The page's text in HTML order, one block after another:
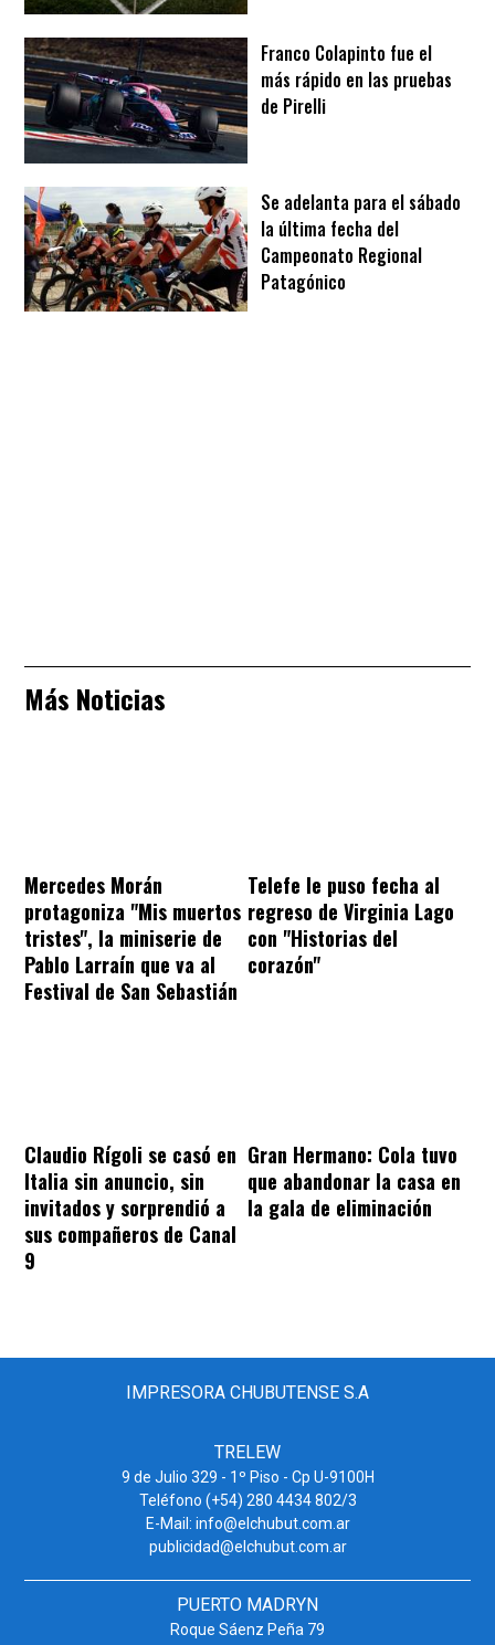
Franco Colapinto fue el
más rápido en las pruebas
de Pirelli
Se adelanta para el sábado
la última fecha del
Campeonato Regional
Patagónico
Más Noticias
Mercedes Morán
protagoniza "Mis muertos
tristes", la miniserie de
Pablo Larraín que va al
Festival de San Sebastián
Telefe le puso fecha al
regreso de Virginia Lago
con "Historias del
corazón"
Claudio Rígoli se casó en
Italia sin anuncio, sin
invitados y sorprendió a
sus compañeros de Canal
9
Gran Hermano: Cola tuvo
que abandonar la casa en
la gala de eliminación
IMPRESORA CHUBUTENSE S.A
TRELEW
9 de Julio 329 - 1º Piso - Cp U-9100H
Teléfono (+54) 280 4434 802/3
E-Mail: info@elchubut.com.ar
publicidad@elchubut.com.ar
PUERTO MADRYN
Roque Sáenz Peña 79